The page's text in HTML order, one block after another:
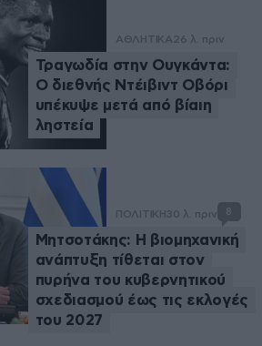
ΑΘΛΗΤΙΚΑ26 λ. πριν
Τραγωδία στην Ουγκάντα:
Ο διεθνής Ντέιβιντ Οβόρι
υπέκυψε μετά από βίαιη
ληστεία
ΠΟΛΙΤΙΚΗ30 λ. πριν 8
Μητσοτάκης: Η βιομηχανική
ανάπτυξη τίθεται στον
πυρήνα του κυβερνητικού
σχεδιασμού έως τις εκλογές
του 2027